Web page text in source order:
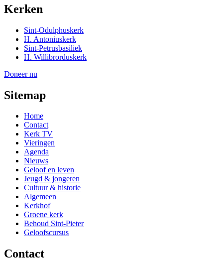
Kerken
Sint-Odulphuskerk
H. Antoniuskerk
Sint-Petrusbasiliek
H. Willibrorduskerk
Doneer nu
Sitemap
Home
Contact
Kerk TV
Vieringen
Agenda
Nieuws
Geloof en leven
Jeugd & jongeren
Cultuur & historie
Algemeen
Kerkhof
Groene kerk
Behoud Sint-Pieter
Geloofscursus
Contact